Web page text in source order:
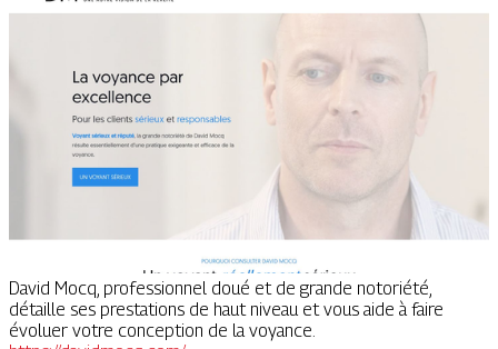
David Mocq, professionnel doué et de grande notoriété,
détaille ses prestations de haut niveau et vous aide à faire
évoluer votre conception de la voyance.